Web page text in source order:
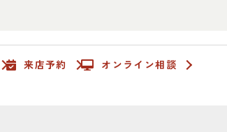
来店予約 オンライン相談